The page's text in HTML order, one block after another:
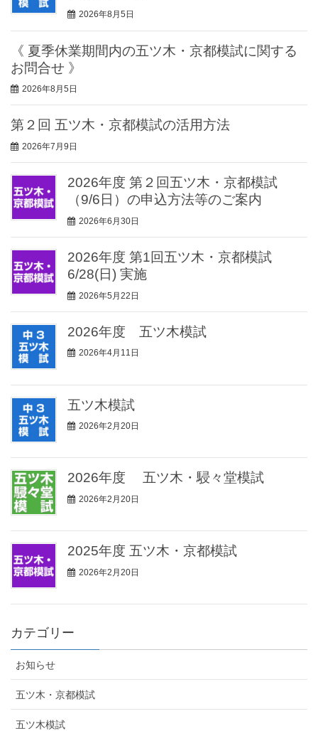
2026年8月5日
《 夏季休業期間内の五ツ木・京都模試に関する
お問合せ 》
2026年8月5日
第２回 五ツ木・京都模試の活用方法
2026年7月9日
2026年度 第２回五ツ木・京都模試
（9/6日）の申込方法等のご案内
2026年6月30日
2026年度 第1回五ツ木・京都模試
6/28(日) 実施
2026年5月22日
2026年度 五ツ木模試
2026年4月11日
五ツ木模試
2026年2月20日
2026年度 五ツ木・駸々堂模試
2026年2月20日
2025年度 五ツ木・京都模試
2026年2月20日
カテゴリー
お知らせ
五ツ木・京都模試
五ツ木模試